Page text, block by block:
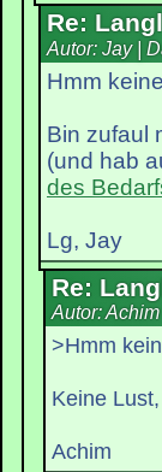
Re:
Autor: Jay |
Hmm
Bin zufaul
(und hab
des
Lg, Jay
Re:
Autor:
>Hmm
Keine
Achim